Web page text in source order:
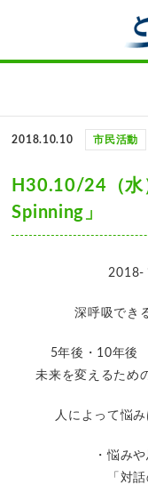
2018.10.10 市民活動
H30.10/24（
Spinning」
2018-
深呼吸でき
5年後・10年後
未来を変えるため
人によって悩
・悩み
「対